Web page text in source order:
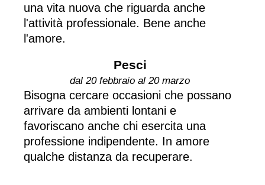
una vita nuova che riguarda anche
l'attività professionale. Bene anche
l'amore.
Pesci
dal 20 febbraio al 20 marzo
Bisogna cercare occasioni che possano
arrivare da ambienti lontani e
favoriscano anche chi esercita una
professione indipendente. In amore
qualche distanza da recuperare.